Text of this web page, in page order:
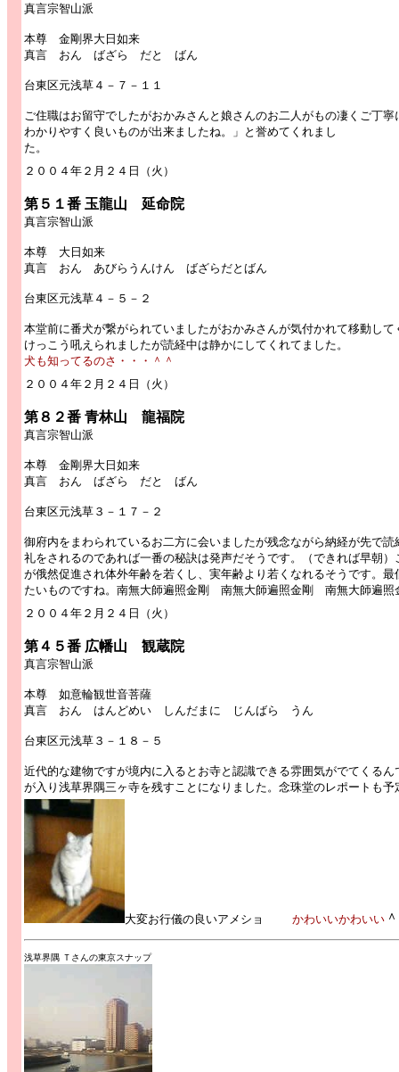
真言宗智山派
本尊 金剛界大日如来
真言 おん ばざら だと ばん
台東区元浅草４－７－１１
ご住職はお留守でしたがおかみさんと娘さんのお二人がもの凄くご丁
わかりやすく良いものが出来ましたね。」と誉めてくれまし
た。
２００４年２月２４日（火）
第５１番 玉龍山 延命院
真言宗智山派
本尊 大日如来
真言 おん あびらうんけん ばざらだとばん
台東区元浅草４－５－２
本堂前に番犬が繋がられていましたがおかみさんが気付かれて移動して
けっこう吼えられましたが読経中は静かにしてくれてました。
犬も知ってるのさ・・・＾＾
２ ００４年２月２４日（火）
第８２番 青林山 龍福院
真言宗智山派
本尊 金剛界大日如来
真言 おん ばざら だと ばん
台東区元浅草３－１７－２
御府内をまわられているお二方に会いましたが残念ながら納経が先で
礼をされるのであれば一番の秘訣は発声だそうです。（できれば早朝
が俄然促進され体外年齢を若くし、実年齢より若くなれるそうです。
たいものですね。南無大師遍照金剛 南無大師遍照金剛 南無大師遍照
２００４年２月２４日（火）
第４５番 広幡山 観蔵院
真言宗智山派
本尊 如意輪観世音菩薩
真言 おん はんどめい しんだまに じんばら うん
台東区元浅草３－１８－５
近代的な建物ですが境内に入るとお寺と認識できる雰囲気がでてくる
が入り浅草界隅三ヶ寺を残すことになりました。念珠堂のレポートも
大変お行儀の良いアメショ かわいいかわいい
浅草界隅 Ｔさんの東京スナップ